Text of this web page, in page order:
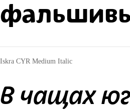
Iskra CYR Medium Italic
В чащах